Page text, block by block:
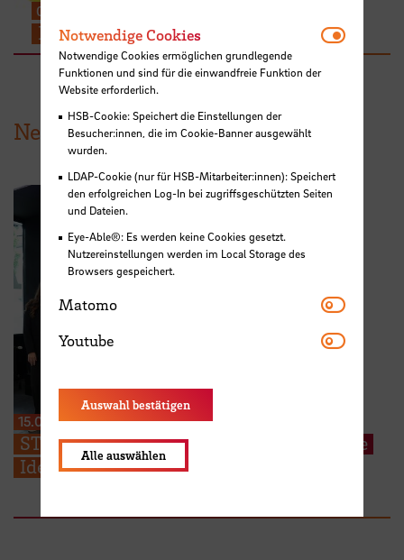
03/2025
Interspace – Ou(te)r Campus
News aus der HSB
15.07.2026
STARS EU: Studierende präsentieren ihre
Ideen für den Campus der Zukunft
Notwendige Cookies
Notwendige Cookies ermöglichen grundlegende
Funktionen und sind für die einwandfreie Funktion der
Website erforderlich.
HSB-Cookie: Speichert die Einstellungen der
Besucher:innen, die im Cookie-Banner ausgewählt
wurden.
LDAP-Cookie (nur für HSB-Mitarbeiter:innen): Speichert
den erfolgreichen Log-In bei zugriffsgeschützten Seiten
und Dateien.
Eye-Able®: Es werden keine Cookies gesetzt.
Nutzereinstellungen werden im Local Storage des
Browsers gespeichert.
Matomo Matomo
Youtube Youtube
Auswahl bestätigen
Alle auswählen